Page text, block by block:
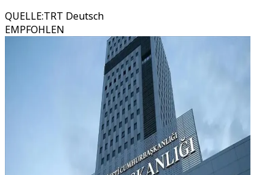
QUELLE:TRT Deutsch
EMPFOHLEN